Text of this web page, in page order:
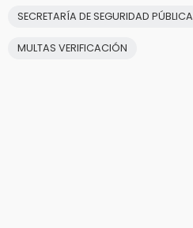
SECRETARÍA DE SEGURIDAD PÚBLICA
MULTAS VERIFICACIÓN